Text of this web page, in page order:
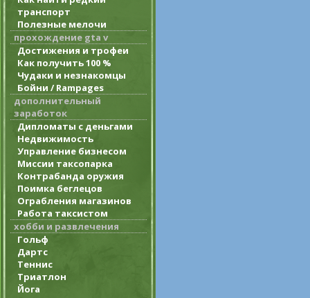
транспорт
Полезные мелочи
прохождение gta v
Достижения и трофеи
Как получить 100 %
Чудаки и незнакомцы
Бойни / Rampages
дополнительный
заработок
Дипломаты с деньгами
Недвижимость
Управление бизнесом
Миссии таксопарка
Контрабанда оружия
Поимка беглецов
Ограбления магазинов
Работа таксистом
хобби и развлечения
Гольф
Дартс
Теннис
Триатлон
Йога